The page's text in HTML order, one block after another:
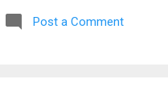
Post a Comment